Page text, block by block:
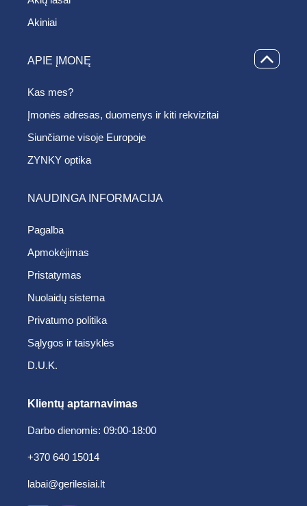
Akiniai
APIE ĮMONĘ
Kas mes?
Įmonės adresas, duomenys ir kiti rekvizitai
Siunčiame visoje Europoje
ZYNKY optika
NAUDINGA INFORMACIJA
Pagalba
Apmokėjimas
Pristatymas
Nuolaidų sistema
Privatumo politika
Sąlygos ir taisyklės
D.U.K.
Klientų aptarnavimas
Darbo dienomis: 09:00-18:00
+370 640 15014
labai@gerilesiai.lt